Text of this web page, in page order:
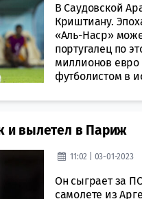
В Саудовской
Криштиану.
«Аль-Наср»
португалец по
миллионов
футболистом в
и вылетел в Париж
11:02 | 03-01-2023
Он сыграет за
самолете из